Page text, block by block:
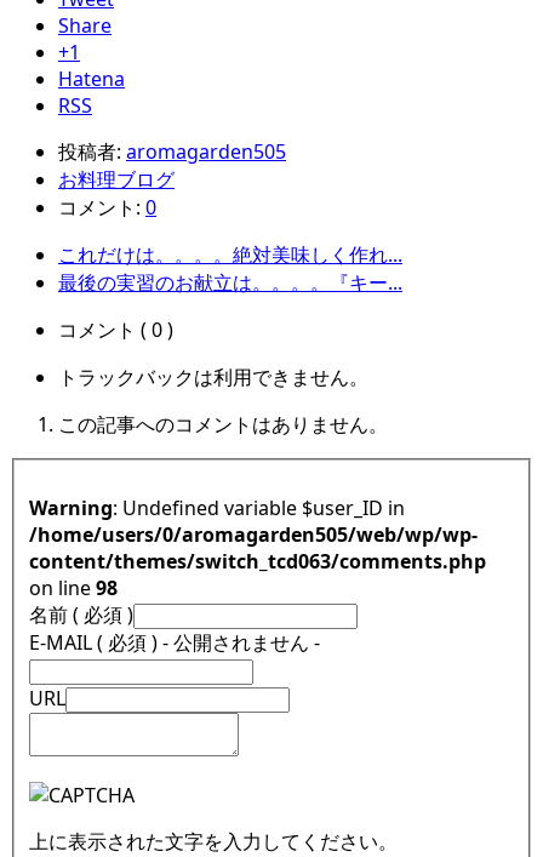
Share
+1
Hatena
RSS
投稿者: aromagarden505
お料理ブログ
コメント: 0
これだけは。。。。絶対美味しく作れ...
最後の実習のお献立は。。。。『キー...
コメント ( 0 )
トラックバックは利用できません。
この記事へのコメントはありません。
Warning : Undefined variable $user_ID in
/home/users/0/aromagarden505/web/wp/wp-
content/themes/switch_tcd063/comments.php
on line98
名前 ( 必須 )
E-MAIL ( 必須 ) - 公開されません -
URL
上に表示された文字を入力してください。